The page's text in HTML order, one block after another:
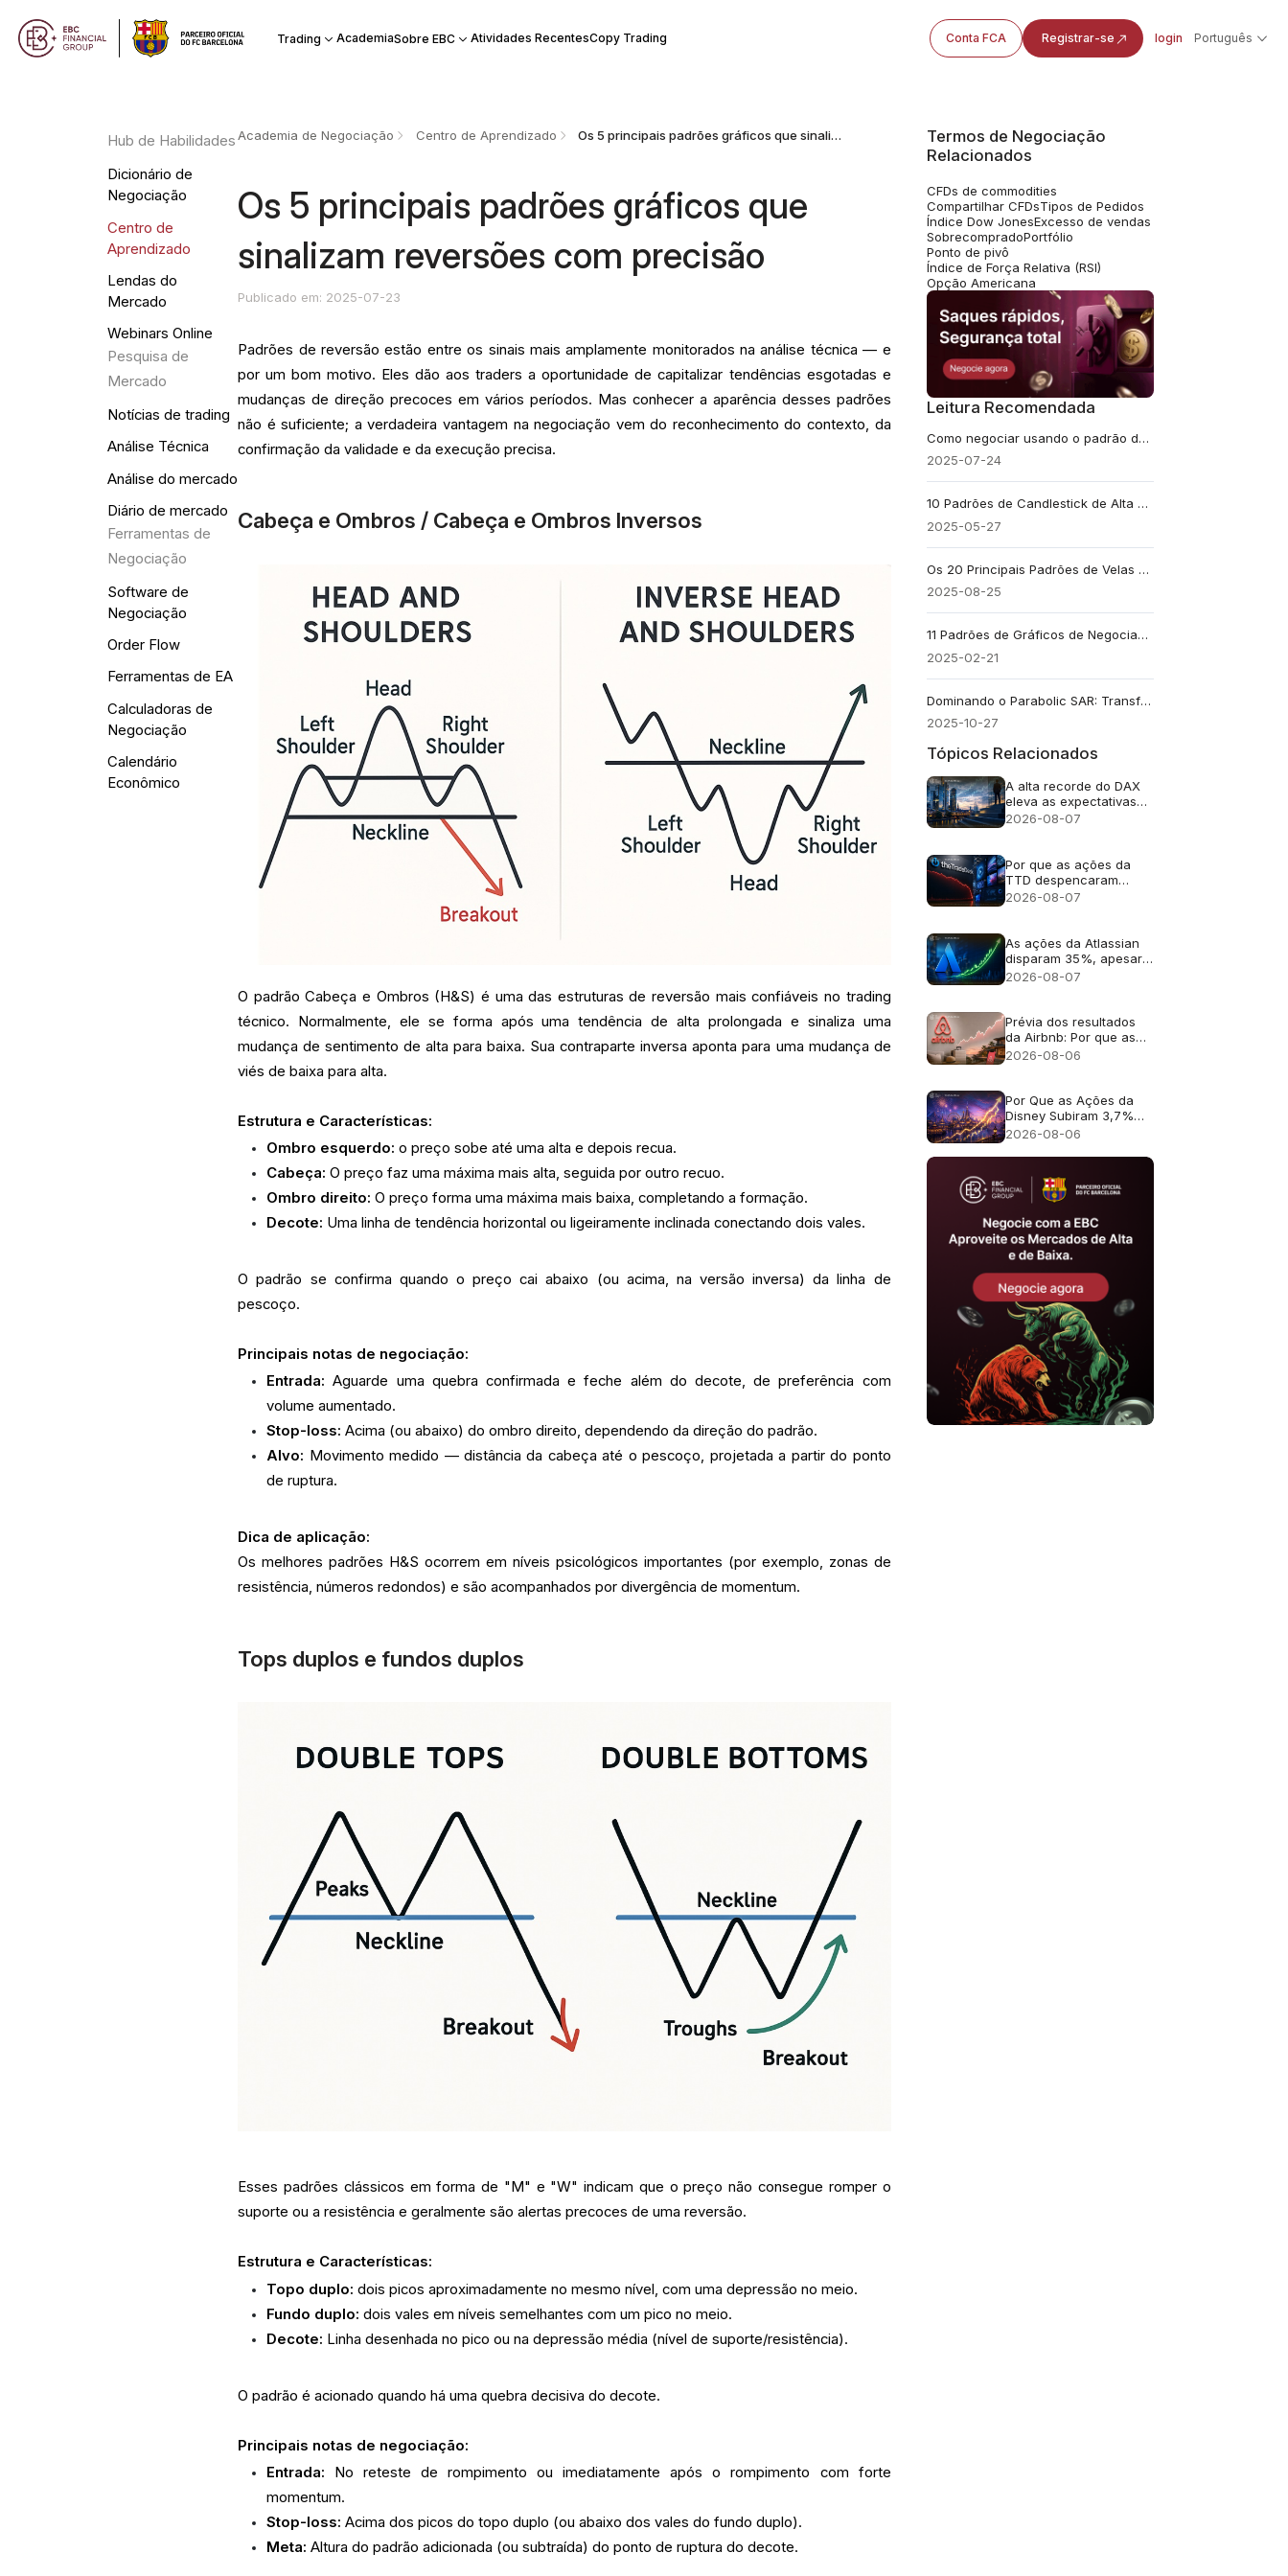
Trading AcademiaSobre EBC Atividades RecentesCopy Trading Conta FCA Registrar-se login Português
Hub de Habilidades
Dicionário de
Negociação
Centro de
Aprendizado
Lendas do
Mercado
Webinars Online
Pesquisa de
Mercado
Notícias de trading
Análise Técnica
Análise do mercado
Diário de mercado
Ferramentas de
Negociação
Software de
Negociação
Order Flow
Ferramentas de EA
Calculadoras de
Negociação
Calendário
Econômico
Academia de Negociação Centro de Aprendizado Os 5 principais padrões gráficos que sinalizam reversões com precisão
Os 5 principais padrões gráficos que
sinalizam reversões com precisão
Publicado em: 2025-07-23
Padrões de reversão estão entre os sinais mais amplamente monitorados na análise técnica — e
por um bom motivo. Eles dão aos traders a oportunidade de capitalizar tendências esgotadas e
mudanças de direção precoces em vários períodos. Mas conhecer a aparência desses padrões
não é suficiente; a verdadeira vantagem na negociação vem do reconhecimento do contexto, da
confirmação da validade e da execução precisa.
Cabeça e Ombros / Cabeça e Ombros Inversos
O padrão Cabeça e Ombros (H&S) é uma das estruturas de reversão mais confiáveis no trading
técnico. Normalmente, ele se forma após uma tendência de alta prolongada e sinaliza uma
mudança de sentimento de alta para baixa. Sua contraparte inversa aponta para uma mudança de
viés de baixa para alta.
Estrutura e Características:
Ombro esquerdo: o preço sobe até uma alta e depois recua.
Cabeça: O preço faz uma máxima mais alta, seguida por outro recuo.
Ombro direito: O preço forma uma máxima mais baixa, completando a formação.
Decote: Uma linha de tendência horizontal ou ligeiramente inclinada conectando dois vales.
O padrão se confirma quando o preço cai abaixo (ou acima, na versão inversa) da linha de
pescoço.
Principais notas de negociação:
Entrada: Aguarde uma quebra confirmada e feche além do decote, de preferência com
volume aumentado.
Stop-loss: Acima (ou abaixo) do ombro direito, dependendo da direção do padrão.
Alvo: Movimento medido — distância da cabeça até o pescoço, projetada a partir do ponto
de ruptura.
Dica de aplicação:
Os melhores padrões H&S ocorrem em níveis psicológicos importantes (por exemplo, zonas de
resistência, números redondos) e são acompanhados por divergência de momentum.
Tops duplos e fundos duplos
Esses padrões clássicos em forma de "M" e "W" indicam que o preço não consegue romper o
suporte ou a resistência e geralmente são alertas precoces de uma reversão.
Estrutura e Características:
Topo duplo: dois picos aproximadamente no mesmo nível, com uma depressão no meio.
Fundo duplo: dois vales em níveis semelhantes com um pico no meio.
Decote: Linha desenhada no pico ou na depressão média (nível de suporte/resistência).
O padrão é acionado quando há uma quebra decisiva do decote.
Principais notas de negociação:
Entrada: No reteste de rompimento ou imediatamente após o rompimento com forte
momentum.
Stop-loss: Acima dos picos do topo duplo (ou abaixo dos vales do fundo duplo).
Meta: Altura do padrão adicionada (ou subtraída) do ponto de ruptura do decote.
Termos de Negociação
Relacionados
CFDs de commodities
Compartilhar CFDsTipos de Pedidos
Índice Dow JonesExcesso de vendas
SobrecompradoPortfólio
Ponto de pivô
Índice de Força Relativa (RSI)
Opção Americana
Leitura Recomendada
Como negociar usando o padrão de 3 velas: um guia completo
2025-07-24
10 Padrões de Candlestick de Alta que Todo Trader Deve Conhecer
2025-05-27
Os 20 Principais Padrões de Velas Que Todo Trader Deve Conhecer
2025-08-25
11 Padrões de Gráficos de Negociação Forex que Você Deve Conhecer
2025-02-21
Dominando o Parabolic SAR: Transformando o Momentum do Mercado em Estratégia
2025-10-27
Tópicos Relacionados
A alta recorde do DAX
eleva as expectativas
de lucros para as ações
2026-08-07
Por que as ações da
TTD despencaram
quase 30% após a
2026-08-07
As ações da Atlassian
disparam 35%, apesar
da previsão de
2026-08-07
Prévia dos resultados
da Airbnb: Por que as
ações da ABNB ainda
receita de 16%?
2026-08-06
Por Que as Ações da
Disney Subiram 3,7%
Apesar da Receita
2026-08-06